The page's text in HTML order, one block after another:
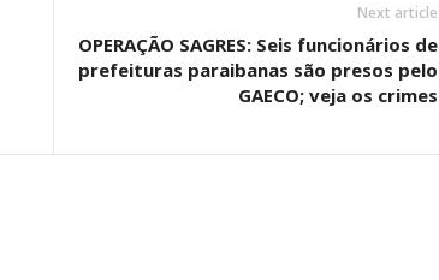
Next article
OPERAÇÃO SAGRES: Seis funcionários de
prefeituras paraibanas são presos pelo
GAECO; veja os crimes